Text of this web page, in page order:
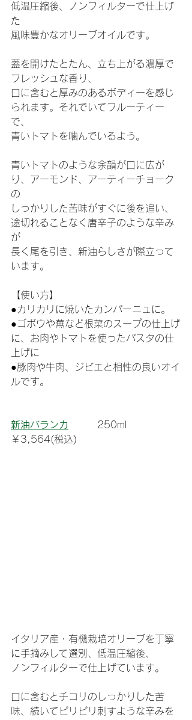
低温圧縮後、ノンフィルターで仕上げ
た
風味豊かなオリーブオイルです。
蓋を開けたとたん、立ち上がる濃厚で
フレッシュな香り、
口に含むと厚みのあるボディーを感じ
られます。それでいてフルーティー
で、
青いトマトを噛んでいるよう。
青いトマトのような余韻が口に広が
り、アーモンド、アーティーチョーク
の
しっかりした苦味がすぐに後を追い、
途切れることなく唐辛子のような辛み
が
長く尾を引き、新油らしさが際立って
います。
【使い方】
●カリカリに焼いたカンパーニュに。
●ゴボウや蕪など根菜のスープの仕上げ
に、お肉やトマトを使ったパスタの仕
上げに
●豚肉や牛肉、ジビエと相性の良いオイ
ルです。
新油バランカ
250ml
￥3,564(税込)
イタリア産・有機栽培オリーブを丁寧
に手摘みして選別、低温圧縮後、
ノンフィルターで仕上げています。
口に含むとチコリのしっかりした苦
味、続いてピリピリ刺すような辛みを